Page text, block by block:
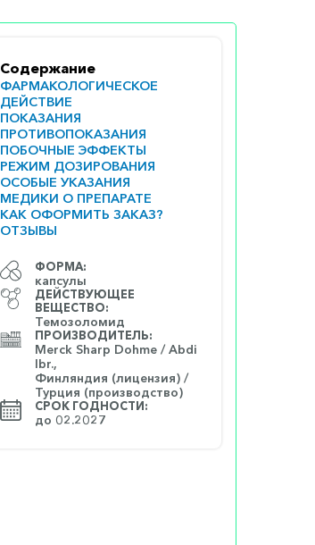
Содержание
ФАРМАКОЛОГИЧЕСКОЕ
ДЕЙСТВИЕ
ПОКАЗАНИЯ
ПРОТИВОПОКАЗАНИЯ
ПОБОЧНЫЕ ЭФФЕКТЫ
РЕЖИМ ДОЗИРОВАНИЯ
ОСОБЫЕ УКАЗАНИЯ
МЕДИКИ О ПРЕПАРАТЕ
КАК ОФОРМИТЬ ЗАКАЗ?
ОТЗЫВЫ
ФОРМА:
капсулы
ДЕЙСТВУЮЩЕЕ
ВЕЩЕСТВО:
Темозоломид
ПРОИЗВОДИТЕЛЬ:
Merck Sharp Dohme / Abdi
Ibr.,
Финляндия (лицензия) /
Турция (производство)
СРОК ГОДНОСТИ:
до 02.2027